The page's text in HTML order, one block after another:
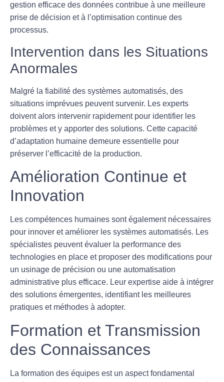
gestion efficace des données contribue à une meilleure
prise de décision et à l’optimisation continue des
processus.
Intervention dans les Situations
Anormales
Malgré la fiabilité des systèmes automatisés, des
situations imprévues peuvent survenir. Les experts
doivent alors intervenir rapidement pour identifier les
problèmes et y apporter des solutions. Cette capacité
d’adaptation humaine demeure essentielle pour
préserver l’efficacité de la production.
Amélioration Continue et
Innovation
Les compétences humaines sont également nécessaires
pour innover et améliorer les systèmes automatisés. Les
spécialistes peuvent évaluer la performance des
technologies en place et proposer des modifications pour
un usinage de précision ou une automatisation
administrative plus efficace. Leur expertise aide à intégrer
des solutions émergentes, identifiant les meilleures
pratiques et méthodes à adopter.
Formation et Transmission
des Connaissances
La formation des équipes est un aspect fondamental